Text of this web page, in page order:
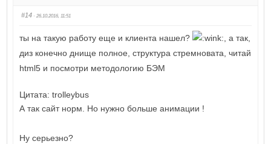
#14 · 26.10.2016, 11:51
ты на такую работу еще и клиента нашел?
, а так,
диз конечно днище полное, структура стремновата, читай
html5 и посмотри методологию БЭМ
Цитата: trolleybus
А так сайт норм. Но нужно больше анимации !
Ну серьезно?